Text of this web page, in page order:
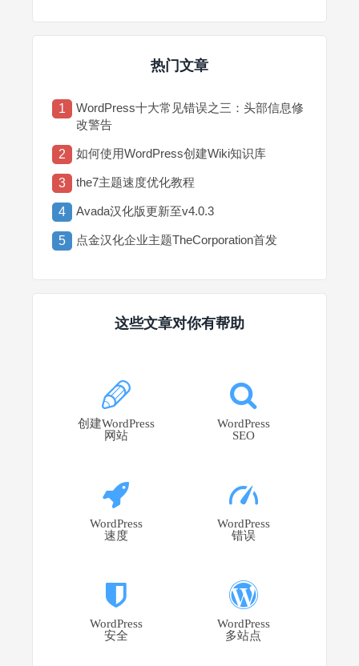
热门文章
1
WordPress十大常见错误之三：头部信息修
改警告
2 如何使用WordPress创建Wiki知识库
3 the7主题速度优化教程
4 Avada汉化版更新至v4.0.3
5 点金汉化企业主题TheCorporation首发
这些文章对你有帮助
创建WordPress
网站
WordPress
SEO
WordPress
速度
WordPress
错误
WordPress
安全
WordPress
多站点